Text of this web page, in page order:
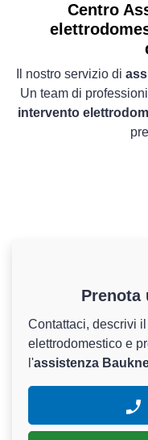
Centro
Il nostro servizio di
Un team di
intervento
Prenota
Contattaci, descrivi
elettrodomestico e
l'assistenza